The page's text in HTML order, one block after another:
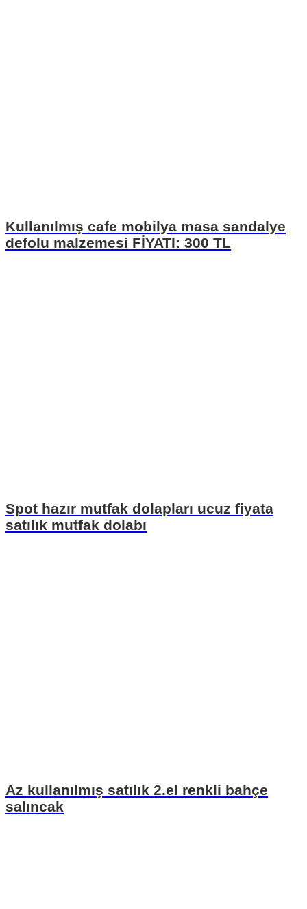
Kullanılmış cafe mobilya masa sandalye
defolu malzemesi FİYATI: 300 TL
Spot hazır mutfak dolapları ucuz fiyata
satılık mutfak dolabı
Az kullanılmış satılık 2.el renkli bahçe
salıncak